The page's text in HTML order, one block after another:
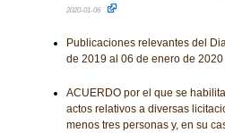
2020-01-06
Publicaciones relevantes del
de 2019 al 06 de enero de 2020
ACUERDO por el que se
actos relativos a diversas
menos tres personas y, en su